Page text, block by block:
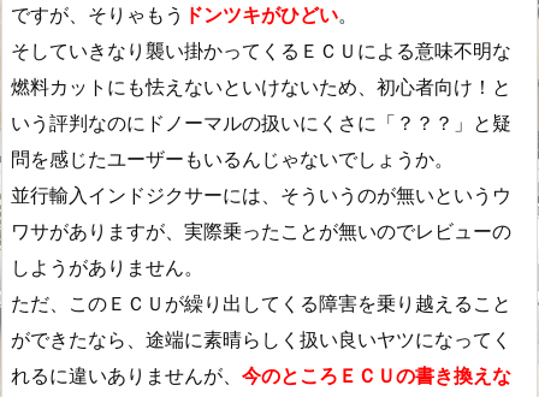
ですが、そりゃもう ドンツキがひどい。
そしていきなり襲い掛かってくるＥＣＵによる意味不明な
燃料カットにも怯えないといけないため、初心者向け！と
いう評判なのにドノーマルの扱いにくさに「？？？」と疑
問を感じたユーザーもいるんじゃないでしょうか。
並行輸入インドジクサーには、そういうのが無いというウ
ワサがありますが、実際乗ったことが無いのでレビューの
しようがありません。
ただ、このＥＣＵが繰り出してくる障害を乗り越えること
ができたなら、途端に素晴らしく扱い良いヤツになってく
れるに違いありませんが、 今のところＥＣＵの書き換えな